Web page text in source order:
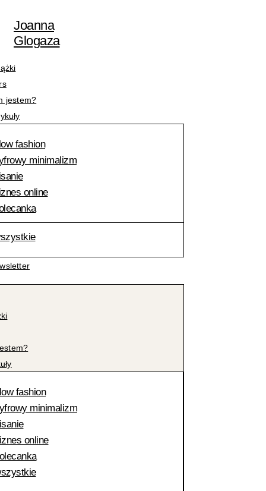
treści
Joanna
Glogaza
jestem?
fashion
minimalizm
online
fashion
minimalizm
online
mail*